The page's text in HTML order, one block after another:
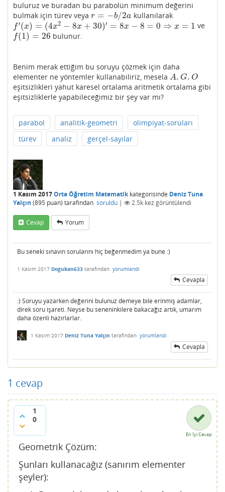
buluruz ve buradan bu parabolün minimum değerini
bulmak için türev veya r = −b/2a
r= −b /2a kullanılarak
f′(x) = (4x2 − 8x + 30)′ = 8x − 8 = 0 ⇒ x = 1
f′(x)=(4 x2 −8x+30)′ =8x−8= 0⇒x= 1 ve
f(1) = 26
f(1)=26 bulunur.
Benim merak ettiğim bu soruyu çözmek için daha
elementer ne yöntemler kullanabiliriz, mesela A. G. O
A.G.O
eşitsizlikleri yahut karesel ortalama aritmetik ortalama gibi
eşitsizliklerle yapabileceğimiz bir şey var mı?
parabol analitik-geometri
olimpiyat-soruları
türev
analiz gerçel-sayılar
1 Kasım 2017Orta Öğretim Matematikkategorisinde Deniz Tuna
Yalçın (895 puan) tarafından soruldu | 2.5k kez görüntülendi
Cevap Yorum
Bu seneki sınavın sorularını hiç beğenmedim ya bune :)
1 Kasım 2017 Dogukan633 tarafından yorumlandı
Cevapla
:) Soruyu yazarken değerini bulunuz demeye bile erinmiş adamlar,
direk soru işareti. Neyse bu seneninkilere bakacağız artık, umarım
daha özenli hazırlarlar.
1 Kasım 2017 Deniz Tuna Yalçın tarafından yorumlandı
Cevapla
1 cevap
1
0
En İyi Cevap
Geometrik Çözüm:
Şunları kullanacağız (sanırım elementer
şeyler):